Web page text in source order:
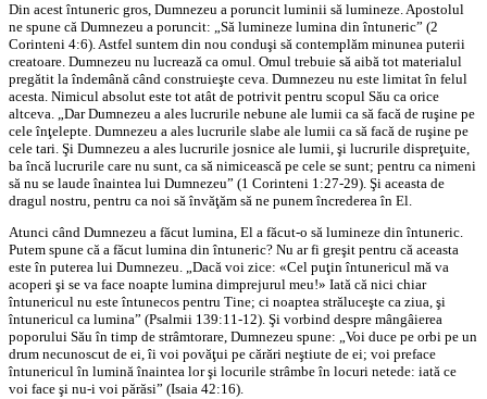
Din acest întuneric gros, Dumnezeu a poruncit luminii să lumineze. Apostolul
ne spune că Dumnezeu a poruncit: „Să lumineze lumina din întuneric” (2
Corinteni 4:6). Astfel suntem din nou conduşi să contemplăm minunea puterii
creatoare. Dumnezeu nu lucrează ca omul. Omul trebuie să aibă tot materialul
pregătit la îndemână când construieşte ceva. Dumnezeu nu este limitat în felul
acesta. Nimicul absolut este tot atât de potrivit pentru scopul Său ca orice
altceva. „Dar Dumnezeu a ales lucrurile nebune ale lumii ca să facă de ruşine pe
cele înţelepte. Dumnezeu a ales lucrurile slabe ale lumii ca să facă de ruşine pe
cele tari. Şi Dumnezeu a ales lucrurile josnice ale lumii, şi lucrurile dispreţuite,
ba încă lucrurile care nu sunt, ca să nimicească pe cele se sunt; pentru ca nimeni
să nu se laude înaintea lui Dumnezeu” (1 Corinteni 1:27-29). Şi aceasta de
dragul nostru, pentru ca noi să învăţăm să ne punem încrederea în El.
Atunci când Dumnezeu a făcut lumina, El a făcut-o să lumineze din întuneric.
Putem spune că a făcut lumina din întuneric? Nu ar fi greşit pentru că aceasta
este în puterea lui Dumnezeu. „Dacă voi zice: «Cel puţin întunericul mă va
acoperi şi se va face noapte lumina dimprejurul meu!» Iată că nici chiar
întunericul nu este întunecos pentru Tine; ci noaptea străluceşte ca ziua, şi
întunericul ca lumina” (Psalmii 139:11-12). Şi vorbind despre mângâierea
poporului Său în timp de strâmtorare, Dumnezeu spune: „Voi duce pe orbi pe un
drum necunoscut de ei, îi voi povăţui pe cărări neştiute de ei; voi preface
întunericul în lumină înaintea lor şi locurile strâmbe în locuri netede: iată ce
voi face şi nu-i voi părăsi” (Isaia 42:16).